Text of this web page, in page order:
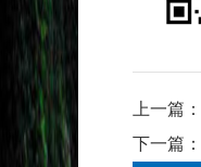
上一篇：
下一篇：